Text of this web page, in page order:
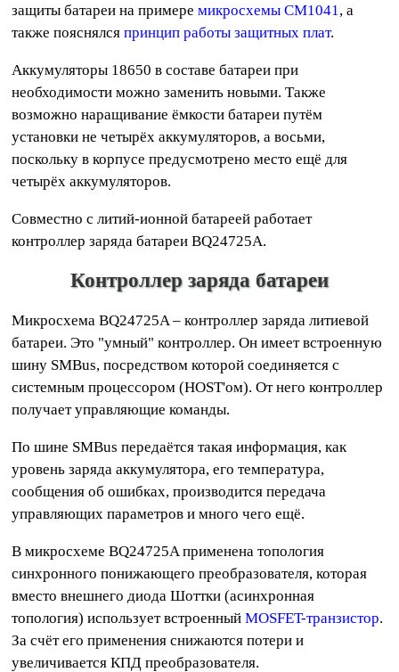
защиты батареи на примеремикросхемы CM1041 , а
также пояснялсяпринцип работы защитных плат.
Аккумуляторы 18650 в составе батареи при
необходимости можно заменить новыми. Также
возможно наращивание ёмкости батареи путём
установки не четырёх аккумуляторов, а восьми,
поскольку в корпусе предусмотрено место ещё для
четырёх аккумуляторов.
Совместно с литий-ионной батареей работает
контроллер заряда батареи BQ24725A.
Контроллер заряда батареи
Микросхема BQ24725A – контроллер заряда литиевой
батареи. Это "умный" контроллер. Он имеет встроенную
шину SMBus, посредством которой соединяется с
системным процессором (HOST'ом). От него контроллер
получает управляющие команды.
По шине SMBus передаётся такая информация, как
уровень заряда аккумулятора, его температура,
сообщения об ошибках, производится передача
управляющих параметров и много чего ещё.
В микросхеме BQ24725A применена топология
синхронного понижающего преобразователя, которая
вместо внешнего диода Шоттки (асинхронная
топология) использует встроенныйMOSFET-транзистор.
За счёт его применения снижаются потери и
увеличивается КПД преобразователя.